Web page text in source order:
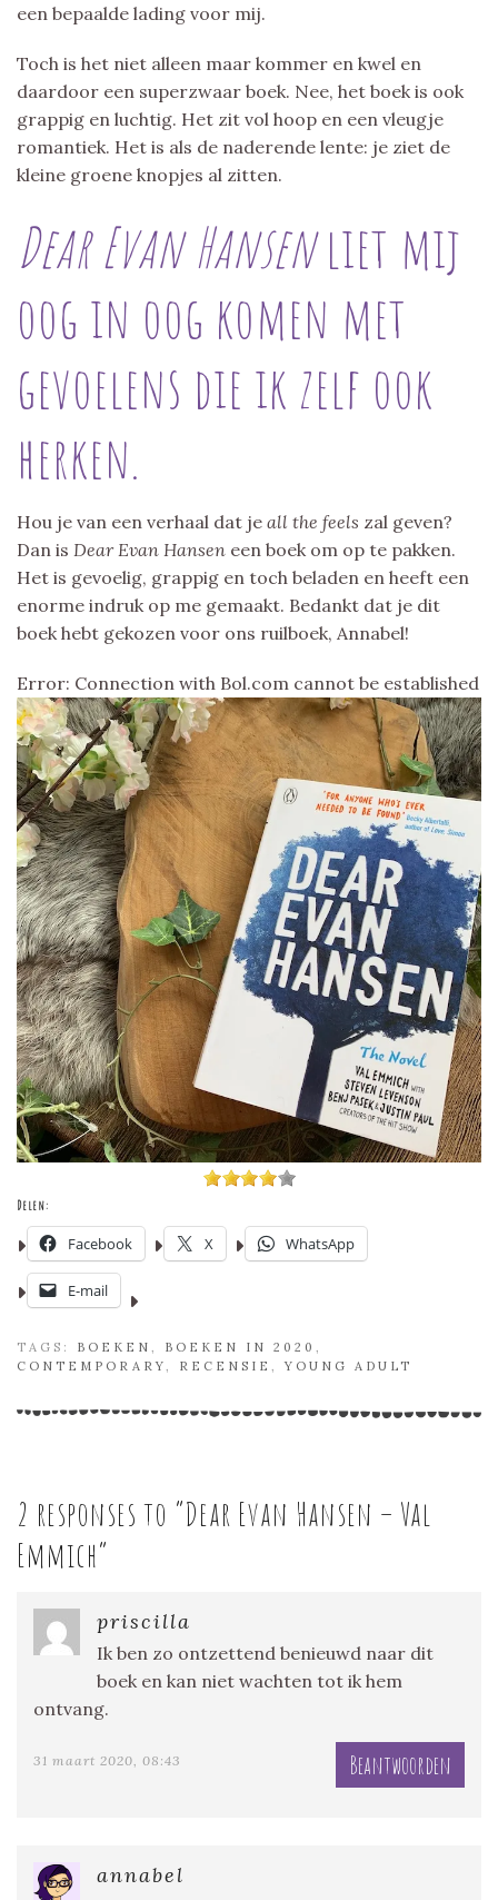
een bepaalde lading voor mij.
Toch is het niet alleen maar kommer en kwel en
daardoor een superzwaar boek. Nee, het boek is ook
grappig en luchtig. Het zit vol hoop en een vleugje
romantiek. Het is als de naderende lente: je ziet de
kleine groene knopjes al zitten.
Dear Evan Hansenliet mij
oog in oog komen met
gevoelens die ik zelf ook
herken.
Hou je van een verhaal dat je all the feels zal geven?
Dan is Dear Evan Hansen een boek om op te pakken.
Het is gevoelig, grappig en toch beladen en heeft een
enorme indruk op me gemaakt. Bedankt dat je dit
boek hebt gekozen voor ons ruilboek, Annabel!
Error: Connection with Bol.com cannot be established
Delen:
Facebook X WhatsApp
E-mail
TAGS: BOEKEN BOEKEN IN 2020
CONTEMPORARY
RECENSIE ,YOUNG ADULT
2 responses to “Dear Evan Hansen – Val
Emmich”
priscilla
Ik ben zo ontzettend benieuwd naar dit
boek en kan niet wachten tot ik hem
ontvang.
31 maart 2020, 08:43 Beantwoorden
annabel